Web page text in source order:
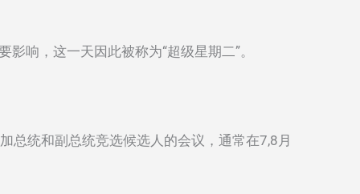
响，这一天因此被称为“超级星期二”。
总统和副总统竞选候选人的会议，通常在7,8月